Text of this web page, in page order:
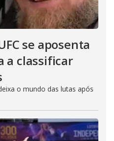
se aposenta
a classificar
o mundo das lutas após